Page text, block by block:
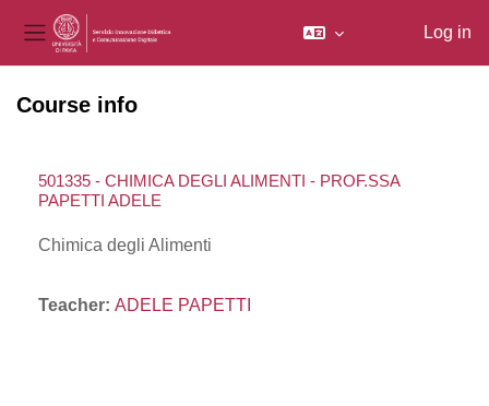
Side panel
Log in
Course info
501335 - CHIMICA DEGLI ALIMENTI - PROF.SSA
PAPETTI ADELE
Chimica degli Alimenti
Teacher: ADELE PAPETTI